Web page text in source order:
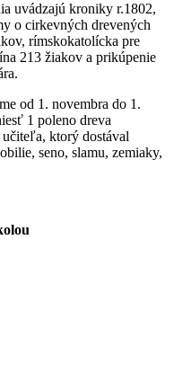
uvádzajú kroniky r.1802,
o cirkevných drevených
rímskokatolícka pre
213 žiakov a prikúpenie
od 1. novembra do 1.
1 poleno dreva
ktorý dostával
seno, slamu, zemiaky,